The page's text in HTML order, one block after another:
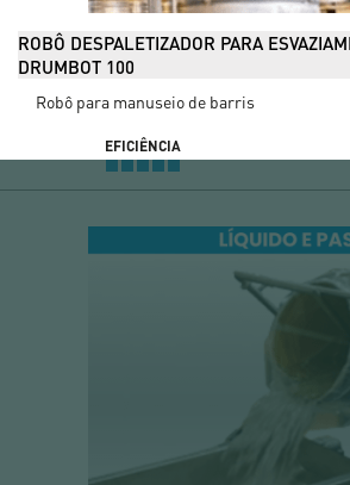
ROBÔ DESPALETIZADOR PARA
DRUMBOT 100
Robô para manuseio de barris
EFICIÊNCIA